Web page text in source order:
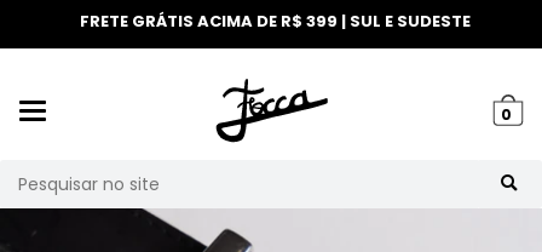
FRETE GRÁTIS ACIMA DE R$ 399 | SUL E SUDESTE
0